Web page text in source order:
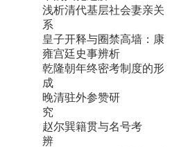
浅析清代基层社会妻亲关
系
皇子开释与圈禁高墙：康
雍宫廷史事辨析
乾隆朝年终密考制度的形
成
晚清驻外参赞研
究
赵尔巽籍贯与名号考
辨